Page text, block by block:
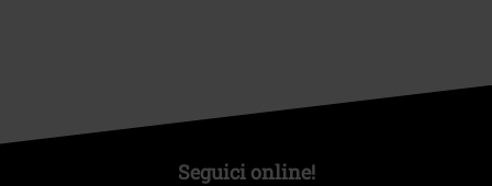
Seguici online!